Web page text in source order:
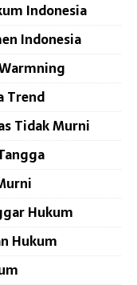
Indonesia
Indonesia
Trend
Tidak Murni
Hukum
Hukum